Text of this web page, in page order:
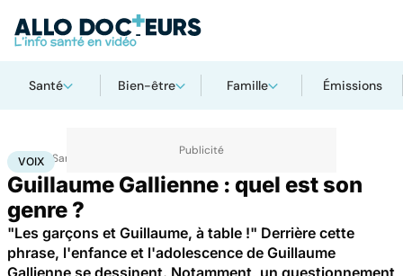
Santé Bien-être Famille Émissions
AccueilSanté
VOIX
Guillaume Gallienne : quel est son
genre ?
"Les garçons et Guillaume, à table !" Derrière cette
phrase, l'enfance et l'adolescence de Guillaume
Gallienne se dessinent. Notamment, un questionnement